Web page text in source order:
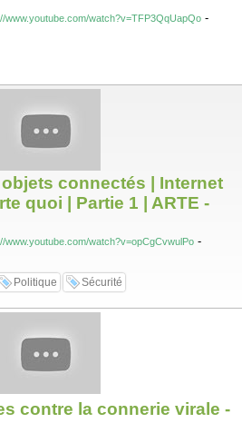
www.youtube.com/watch?v=TFP3QqUapQo -
connectés | Internet
quoi | Partie 1 | ARTE -
www.youtube.com/watch?v=opCgCvwulPo -
Politique Sécurité
contre la connerie virale -